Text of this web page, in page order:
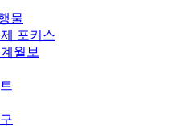
물
포커스
월보